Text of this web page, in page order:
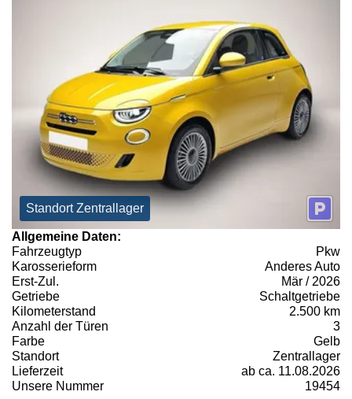
Standort Zentrallager
Allgemeine Daten:
Fahrzeugtyp
Pkw
Karosserieform
Anderes Auto
Erst-Zul.
Mär / 2026
Getriebe
Schaltgetriebe
Kilometerstand
2.500 km
Anzahl der Türen
3
Farbe
Gelb
Standort
Zentrallager
Lieferzeit
ab ca. 11.08.2026
Unsere Nummer
19454